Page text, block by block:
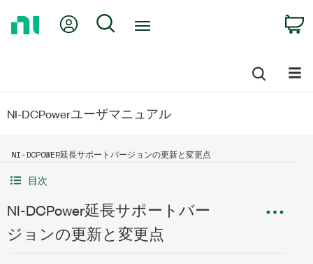
My Account
Search
NI-DCPowerユーザマニュアル
NI-DCPOWER延長サポートバージョンの更新と変更点
目次
NI-DCPower延長サポートバー
ジョンの更新と変更点